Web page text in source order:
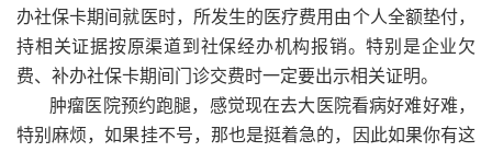
办社保卡期间就医时，所发生的医疗费用由个人全额垫付，
持相关证据按原渠道到社保经办机构报销。特别是企业欠
费、补办社保卡期间门诊交费时一定要出示相关证明。
肿瘤医院预约跑腿， 感觉现在去大医院看病好难好难，
特别麻烦，如果挂不号，那也是挺着急的，因此如果你有这